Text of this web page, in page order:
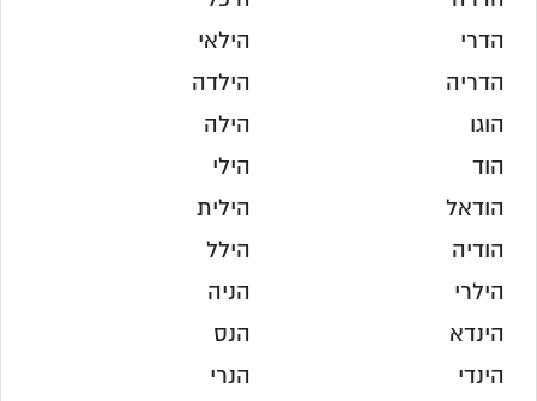
הדרי
הדריה
הוגו
הוד
הודאל
הודיה
הילאי
הילדה
הילה
הילי
הילית
הילל
הילרי
הינדא
הינדי
הניה
הנס
הנרי